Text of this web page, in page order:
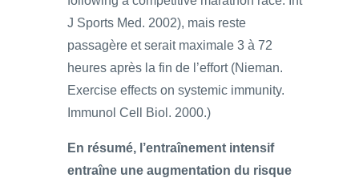
J Sports Med. 2002), mais reste
passagère et serait maximale 3 à 72
heures après la fin de l’effort (Nieman.
Exercise effects on systemic immunity.
Immunol Cell Biol. 2000.)
En résumé, l’entraînement intensif
entraîne une augmentation du risque